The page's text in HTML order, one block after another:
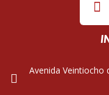
Avenida Veintiocho